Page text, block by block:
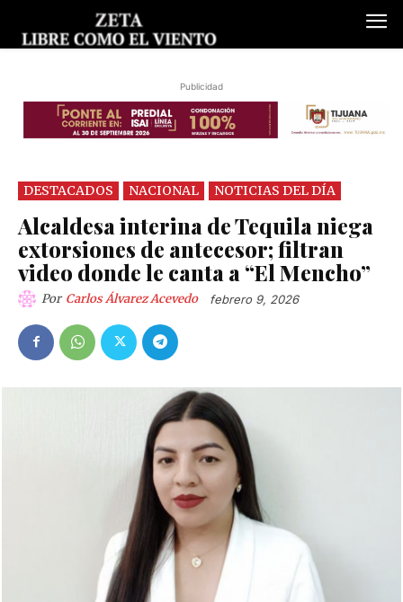
Publicidad
DESTACADOS NACIONAL NOTICIAS DEL DÍA
Alcaldesa interina de Tequila niega
extorsiones de antecesor; filtran
video donde le canta a “El Mencho”
Por Carlos Álvarez Acevedo febrero 9, 2026